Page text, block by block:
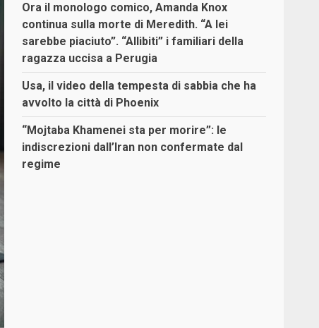
Ora il monologo comico, Amanda Knox
continua sulla morte di Meredith. “A lei
sarebbe piaciuto”. “Allibiti” i familiari della
ragazza uccisa a Perugia
Usa, il video della tempesta di sabbia che ha
avvolto la città di Phoenix
“Mojtaba Khamenei sta per morire”: le
indiscrezioni dall’Iran non confermate dal
regime